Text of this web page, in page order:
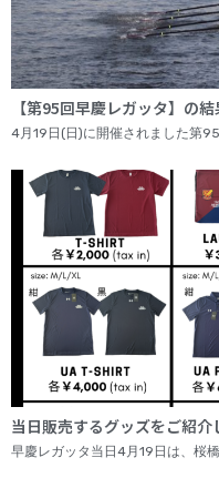
【第95回早慶レガッタ】の
4月19日(日)に開催されました第
当日販売するグッズをご紹介
早慶レガッタ当日4月19日は、桜